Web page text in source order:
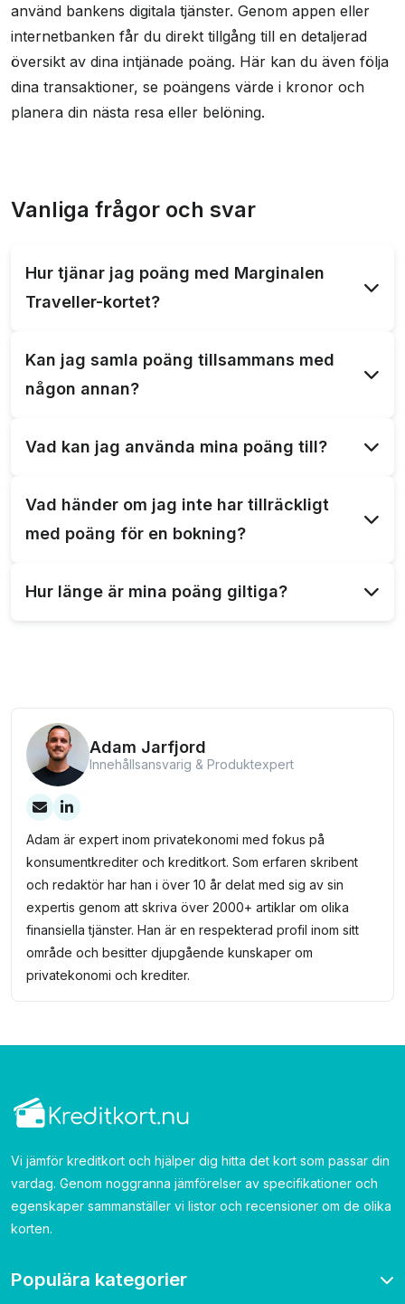
använd bankens digitala tjänster. Genom appen eller
internetbanken får du direkt tillgång till en detaljerad
översikt av dina intjänade poäng. Här kan du även följa
dina transaktioner, se poängens värde i kronor och
planera din nästa resa eller belöning.
Vanliga frågor och svar
Hur tjänar jag poäng med Marginalen
Traveller-kortet?
Traveller-kortet tjänar du 14 poäng som kan
användas för att boka resor och upplevelser.
Kan jag samla poäng tillsammans med
någon annan?
möjligt för dig att samla poäng tillsammans med en
Vad kan jag använda mina poäng till?
som presentkort, äventyrsaktiviteter, lyxiga
hotellvistelser, och spa-behandlingar.
Vad händer om jag inte har tillräckligt
med poäng för en bokning?
kostnaden kan du betala mellanskillnaden med ditt
Hur länge är mina poäng giltiga?
Adam Jarfjord
Innehållsansvarig & Produktexpert
Adam är expert inom privatekonomi med fokus på
konsumentkrediter och kreditkort. Som erfaren skribent
och redaktör har han i över 10 år delat med sig av sin
expertis genom att skriva över 2000+ artiklar om olika
finansiella tjänster. Han är en respekterad profil inom sitt
område och besitter djupgående kunskaper om
privatekonomi och krediter.
Vi jämför kreditkort och hjälper dig hitta det kort som passar din
vardag. Genom noggranna jämförelser av specifikationer och
egenskaper sammanställer vi listor och recensioner om de olika
korten.
Populära kategorier